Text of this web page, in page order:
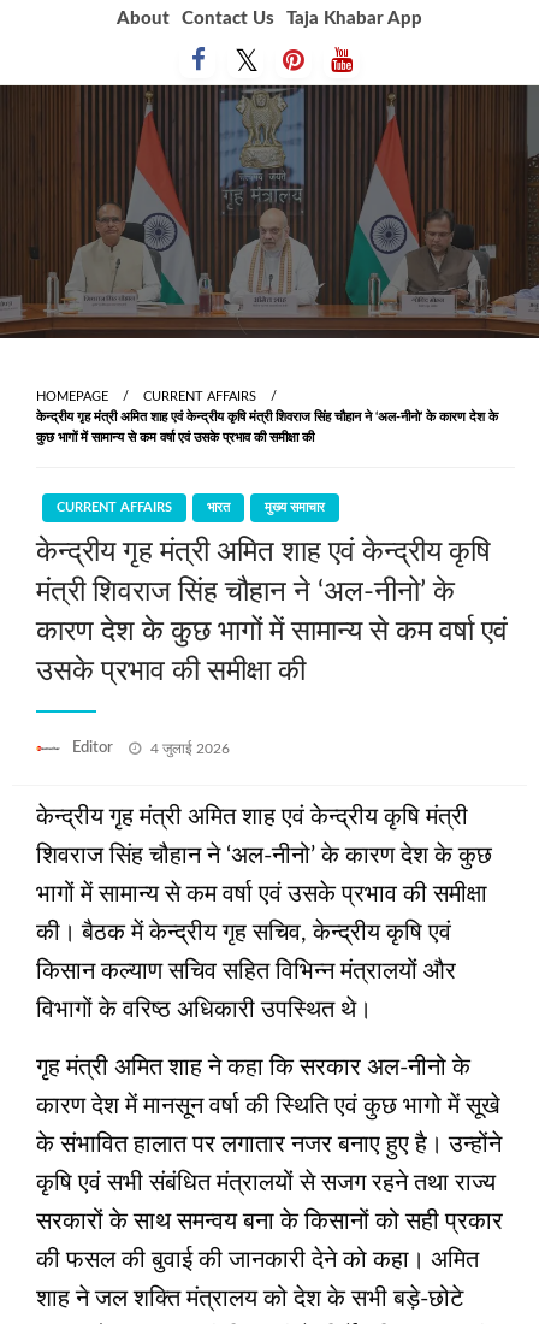
About Contact Us Taja Khabar App
HOMEPAGE
CURRENT AFFAIRS
केन्द्रीय गृह मंत्री अमित शाह एवं केन्द्रीय कृषि मंत्री शिवराज सिंह चौहान ने ‘अल-नीनो’ के कारण देश के
कुछ भागों में सामान्य से कम वर्षा एवं उसके प्रभाव की समीक्षा की
CURRENT AFFAIRS भारत मुख्य समाचार
केन्द्रीय गृह मंत्री अमित शाह एवं केन्द्रीय कृषि
मंत्री शिवराज सिंह चौहान ने ‘अल-नीनो’ के
कारण देश के कुछ भागों में सामान्य से कम वर्षा एवं
उसके प्रभाव की समीक्षा की
Editor
Posted
4 जुलाई 2026
केन्द्रीय गृह मंत्री अमित शाह एवं केन्द्रीय कृषि मंत्री
शिवराज सिंह चौहान ने ‘अल-नीनो’ के कारण देश के कुछ
भागों में सामान्य से कम वर्षा एवं उसके प्रभाव की समीक्षा
की। बैठक में केन्द्रीय गृह सचिव, केन्द्रीय कृषि एवं
किसान कल्याण सचिव सहित विभिन्न मंत्रालयों और
विभागों के वरिष्ठ अधिकारी उपस्थित थे।
गृह मंत्री अमित शाह ने कहा कि सरकार अल-नीनो के
कारण देश में मानसून वर्षा की स्थिति एवं कुछ भागो में सूखे
के संभावित हालात पर लगातार नजर बनाए हुए है। उन्होंने
कृषि एवं सभी संबंधित मंत्रालयों से सजग रहने तथा राज्य
सरकारों के साथ समन्वय बना के किसानों को सही प्रकार
की फसल की बुवाई की जानकारी देने को कहा। अमित
शाह ने जल शक्ति मंत्रालय को देश के सभी बड़े-छोटे